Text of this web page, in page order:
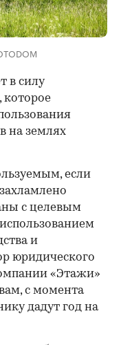
в силу
, которое
на землях
если
с целевым
и
юридического
«Этажи»
с момента
дадут год на